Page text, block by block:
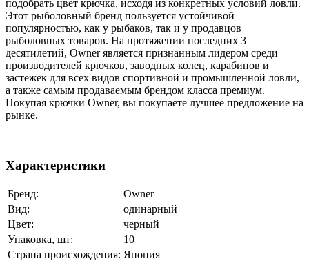
подобрать цвет крючка, исходя из конкретных условий ловли.
Этот рыболовный бренд пользуется устойчивой
популярностью, как у рыбаков, так и у продавцов
рыболовных товаров. На протяжении последних 3
десятилетий, Owner является признанным лидером среди
производителей крючков, заводных колец, карабинов и
застежек для всех видов спортивной и промышленной ловли,
а также самым продаваемым брендом класса премиум.
Покупая крючки Owner, вы покупаете лучшее предложение на
рынке.
Характеристики
Бренд:
Owner
Вид:
одинарный
Цвет:
черный
Упаковка, шт:
10
Страна происхождения: Япония